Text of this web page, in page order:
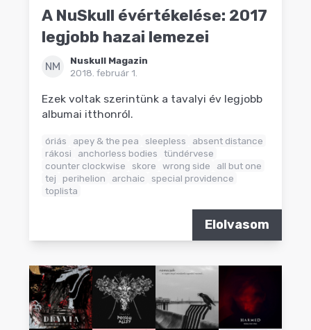
A NuSkull évértékelése: 2017
legjobb hazai lemezei
NM
Nuskull Magazin
2018. február 1.
Ezek voltak szerintünk a tavalyi év legjobb
albumai itthonról.
óriás apey & the pea sleepless
absent distance
rákosi
anchorless bodies
tündérvese
counter clockwise
skore wrong side
all but one
tej
perihelion archaic
special providence
toplista
Elolvasom